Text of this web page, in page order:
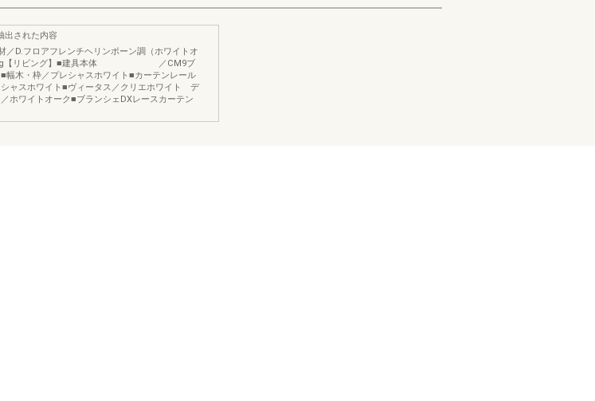
出された内容
／D.フロアフレンチヘリンボーン調（ホワイトオ
【リビング】■建具本体 ／CM9ブ
幅木・枠／プレシャスホワイト■カーテンレール
ャスホワイト■ヴィータス／クリエホワイト デ
ホワイトオーク■ブランシェDXレースカーテン